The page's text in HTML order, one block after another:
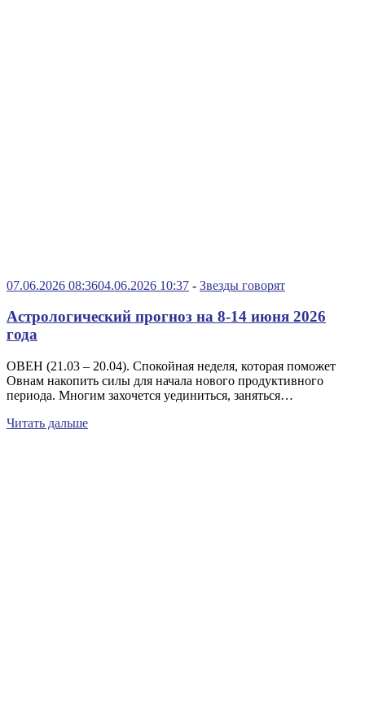
07.06.2026 08:3604.06.2026 10:37 - Звезды говорят
Астрологический прогноз на 8-14 июня 2026
года
ОВЕН (21.03 – 20.04). Спокойная неделя, которая поможет
Овнам накопить силы для начала нового продуктивного
периода. Многим захочется уединиться, заняться…
Читать дальше